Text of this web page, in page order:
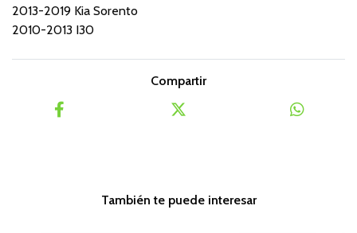
2013-2019 Kia Sorento
2010-2013 I30
Compartir
También te puede interesar